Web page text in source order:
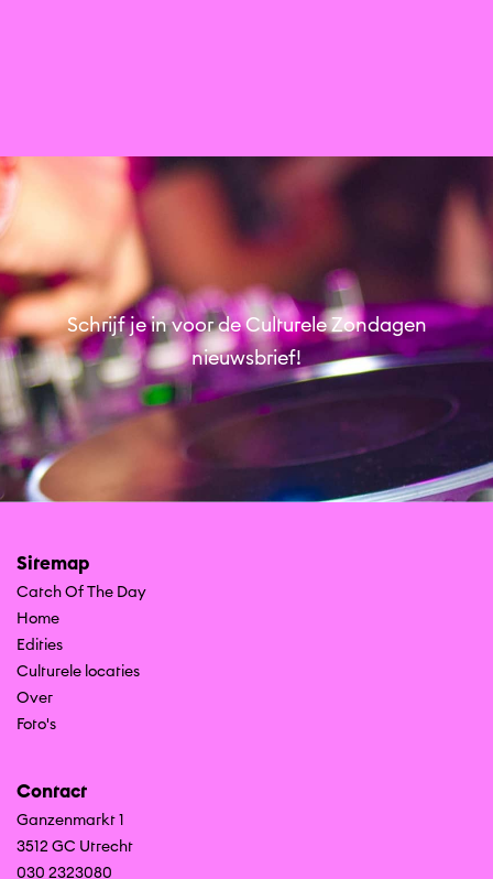
Schrijf je in voor de Culturele Zondagen
nieuwsbrief!
Sitemap
Catch Of The Day
Home
Edities
Culturele locaties
Over
Foto's
Contact
Ganzenmarkt 1
3512 GC Utrecht
030 2323080